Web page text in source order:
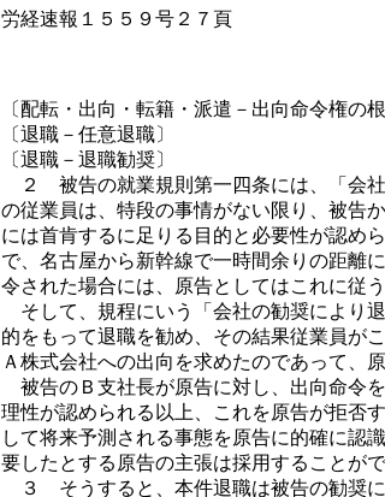
労経速報１５５９号２７頁
〔配転・出向・転籍・派遣－出向命令権の根
〔退職－任意退職〕
〔退職－退職勧奨〕
２ 被告の就業規則第一四条には、「会社
の従業員は、特段の事情がない限り、被告
には首肯するに足りる目的と必要性が認め
で、名古屋から新幹線で一時間余りの距離
令された場合には、原告としてはこれに従
そして、規程にいう「会社の勧奨により
的をもって退職を勧め、その結果従業員が
Ａ株式会社への出向を求めたのであって、
被告のＢ支社長が原告に対し、出向命令
理性が認められる以上、これを原告が拒否
して将来予測される事態を原告に的確に認
要したとする原告の主張は採用することがで
３ そうすると、本件退職は被告の勧奨に